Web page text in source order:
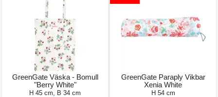
GreenGate Väska - Bomull
"Berry White"
H 45 cm, B 34 cm
GreenGate Paraply Vikbar
Xenia White
H 54 cm